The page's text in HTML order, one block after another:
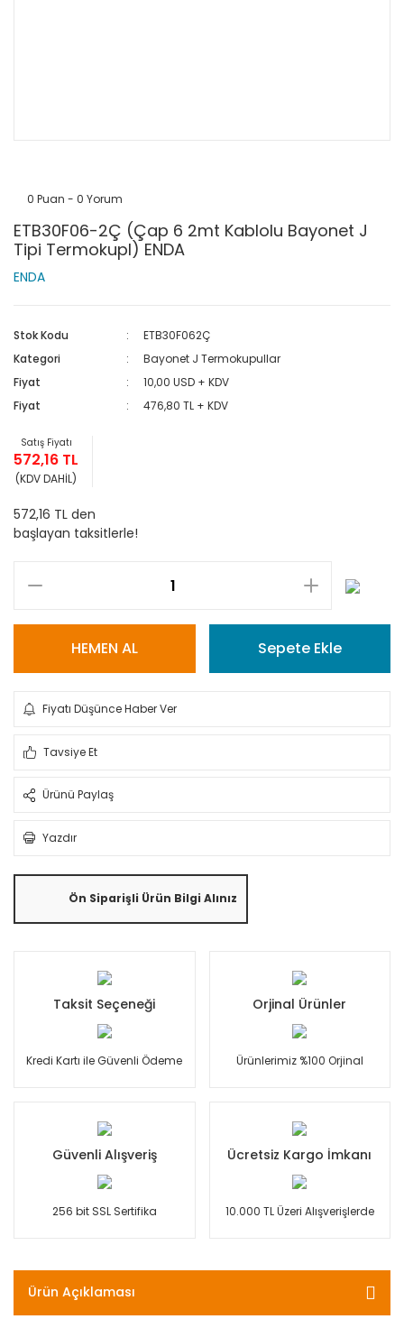
0 Puan - 0 Yorum
ETB30F06-2Ç (Çap 6 2mt Kablolu Bayonet J
Tipi Termokupl) ENDA
ENDA
Stok Kodu
ETB30F062Ç
Kategori
Bayonet J Termokupullar
Fiyat
10,00 USD + KDV
Fiyat
476,80 TL + KDV
Satış Fiyatı
572,16 TL
(KDV DAHİL)
572,16 TL den
başlayan taksitlerle!
HEMEN AL Sepete Ekle
Fiyatı Düşünce Haber Ver
Tavsiye Et
Ürünü Paylaş
Yazdır
Ön Siparişli Ürün Bilgi Alınız
Taksit Seçeneği
Kredi Kartı ile Güvenli Ödeme
Orjinal Ürünler
Ürünlerimiz %100 Orjinal
Güvenli Alışveriş
256 bit SSL Sertifika
Ücretsiz Kargo İmkanı
10.000 TL Üzeri Alışverişlerde
Ürün Açıklaması